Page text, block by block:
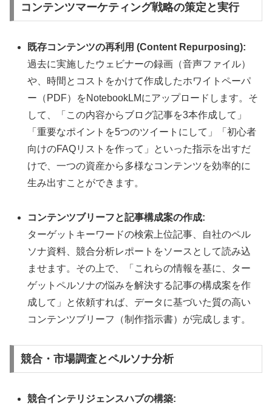
コンテンツマーケティング戦略の策定と実行
既存コンテンツの再利用 (Content Repurposing):
過去に実施したウェビナーの録画（音声ファイル）
や、時間とコストをかけて作成したホワイトペーパ
ー（PDF）をNotebookLMにアップロードします。そ
して、「この内容からブログ記事を3本作成して」
「重要なポイントを5つのツイートにして」「初心者
向けのFAQリストを作って」といった指示を出すだ
けで、一つの資産から多様なコンテンツを効率的に
生み出すことができます。
コンテンツブリーフと記事構成案の作成:
ターゲットキーワードの検索上位記事、自社のペル
ソナ資料、競合分析レポートをソースとして読み込
ませます。その上で、「これらの情報を基に、ター
ゲットペルソナの悩みを解決する記事の構成案を作
成して」と依頼すれば、データに基づいた質の高い
コンテンツブリーフ（制作指示書）が完成します。
競合・市場調査とペルソナ分析
競合インテリジェンスハブの構築: